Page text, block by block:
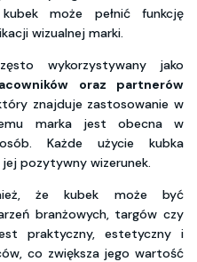
może pełnić funkcję
wizualnej marki.
wykorzystywany jako
oraz partnerów
znajduje zastosowanie w
marka jest obecna w
Każde użycie kubka
pozytywny wizerunek.
że kubek może być
branżowych, targów czy
praktyczny, estetyczny i
co zwiększa jego wartość